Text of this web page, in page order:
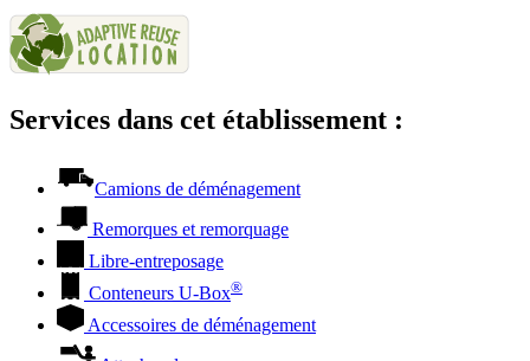
Services dans cet établissement :
Camions de déménagement
Remorques et remorquage
Libre-entreposage
Conteneurs U-Box®
Accessoires de déménagement